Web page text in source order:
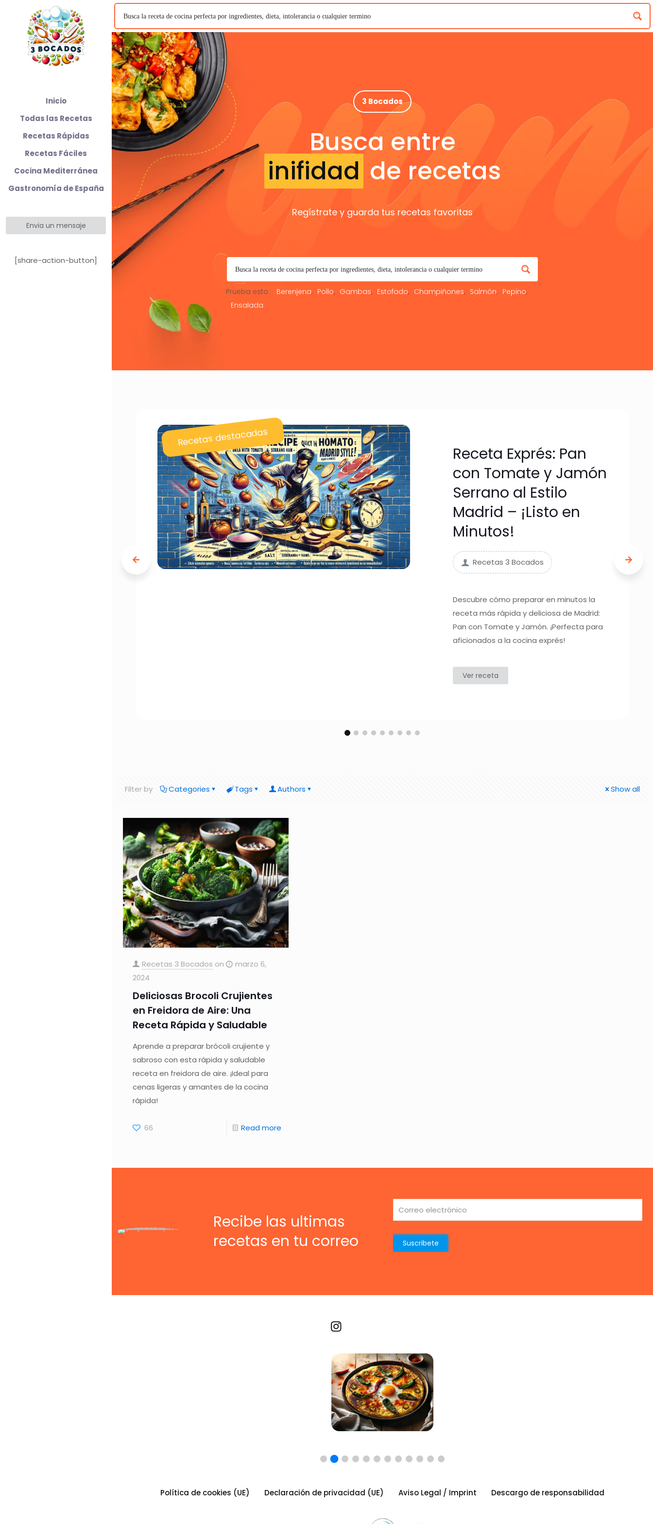
3 Bocados
Busca entre
inifidad de recetas
Regístrate y guarda tus recetas favoritas
Prueba esto: Berenjena Pollo Gambas Estofado Champiñones Salmón
Pepino
Ensalada
Recetas destacadas
Receta Exprés: Pan
con Tomate y Jamón
Serrano al Estilo
Madrid – ¡Listo en
Minutos!
Recetas 3 Bocados
Descubre cómo preparar en minutos la
receta más rápida y deliciosa de Madrid:
Pan con Tomate y Jamón. ¡Perfecta para
aficionados a la cocina exprés!
Ver receta
Filter by Categories Tags Authors Show all
Recetas 3 Bocados on
marzo 6,
2024
Deliciosas Brocoli Crujientes
en Freidora de Aire: Una
Receta Rápida y Saludable
Aprende a preparar brócoli crujiente y
sabroso con esta rápida y saludable
receta en freidora de aire. ¡Ideal para
cenas ligeras y amantes de la cocina
rápida!
66 Read more
Recibe las ultimas
recetas en tu correo
Política de cookies (UE) Declaración de privacidad (UE) Aviso Legal / Imprint Descargo de responsabilidad
Inicio
Todas las Recetas
Recetas Rápidas
Recetas Fáciles
Cocina Mediterránea
Gastronomía de España
Envia un mensaje
[share-action-button]